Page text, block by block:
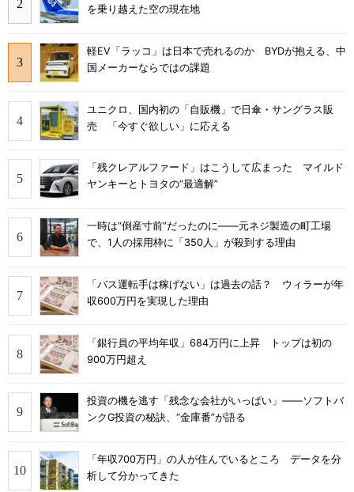
を乗り越えた空の現在地
軽EV「ラッコ」は日本で売れるのか BYDが抱える、中
国メーカーならではの課題
ユニクロ、国内初の「自販機」で日傘・サングラス販
売 「今すぐ欲しい」に応える
「残クレアルファード」はこうして広まった マイルド
ヤンキーとトヨタの“最適解”
一時は“倒産寸前”だったのに――元ネジ製造の町工場
で、1人の採用枠に「350人」が殺到する理由
「バス運転手は稼げない」は過去の話？ ウィラーが年
収600万円を実現した理由
「銀行員の平均年収」684万円に上昇 トップは初の
900万円超え
投資の機を逃す「残念な会社がいっぱい」――ソフトバ
ンクG投資の秘訣、“金庫番”が語る
「年収700万円」の人が住んでいるところ データを分
析して分かってきた